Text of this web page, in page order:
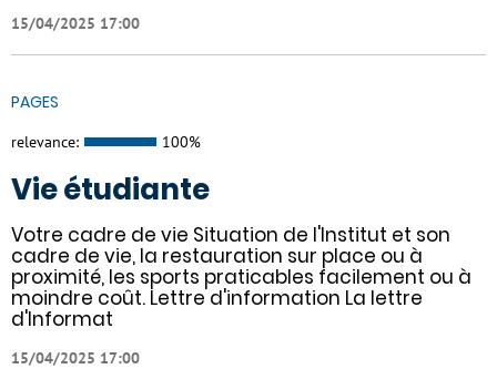
15/04/2025 17:00
PAGES
relevance: 100%
Vie étudiante
Votre cadre de vie Situation de l'Institut et son
cadre de vie, la restauration sur place ou à
proximité, les sports praticables facilement ou à
moindre coût. Lettre d'information La lettre
d'Informat
15/04/2025 17:00